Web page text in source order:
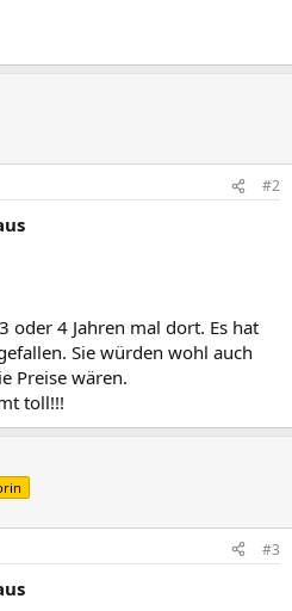
#2
oder 4 Jahren mal dort. Es hat
Sie würden wohl auch
Preise wären.
toll!!!
#3